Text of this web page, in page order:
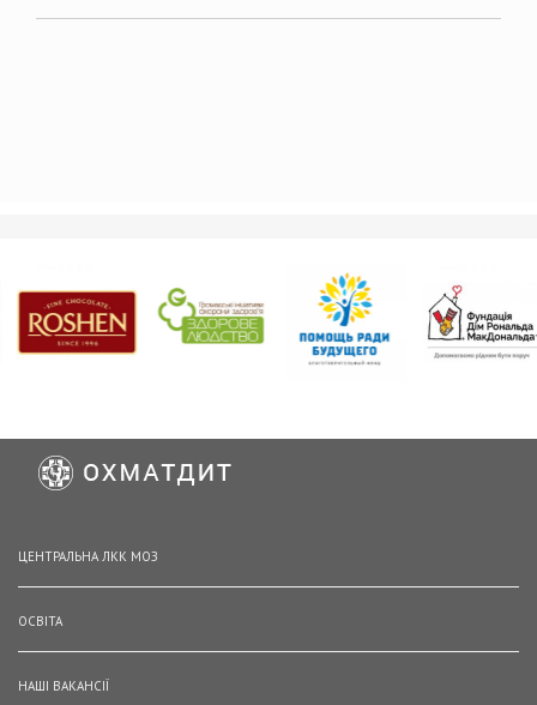
ЦЕНТРАЛЬНА ЛКК МОЗ
ОСВІТА
НАШІ ВАКАНСІЇ